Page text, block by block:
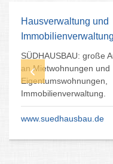
Hausverwaltung und
Immobilienverwaltung
SÜDHAUSBAU: große
an Mietwohnungen und
Eigentumswohnungen,
Immobilienverwaltung.
www.suedhausbau.de